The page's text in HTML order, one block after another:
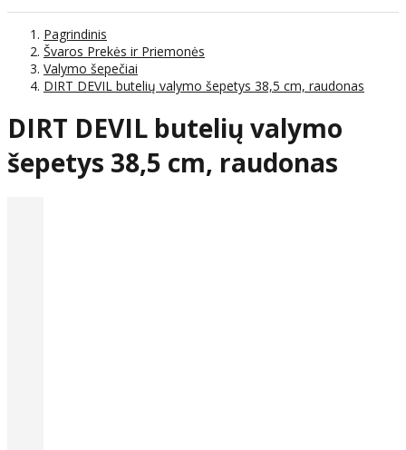
Pagrindinis
Švaros Prekės ir Priemonės
Valymo šepečiai
DIRT DEVIL butelių valymo šepetys 38,5 cm, raudonas
DIRT DEVIL butelių valymo
šepetys 38,5 cm, raudonas